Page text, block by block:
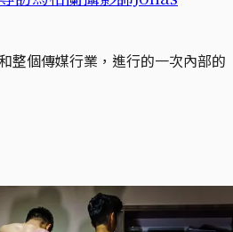
整個傳媒行業，進行的一次內部的